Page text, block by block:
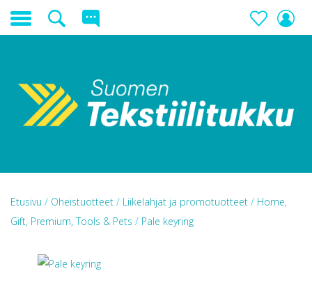
Etusivu / Oheistuotteet / Liikelahjat ja promotuotteet / Home,
Gift, Premium, Tools & Pets / Pale keyring